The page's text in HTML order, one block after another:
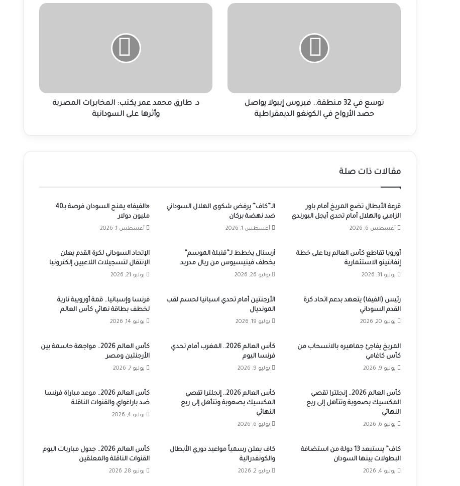
توسع
الأرواح
توسع في 32 منطقة.. فيروس إيبولا يواصل
حصد الأرواح في الكونغو الديمقراطية
د.
على
السودانيةد. طارق محمد عمر يكتب: المخابرات المصرية
وأثرها على السودانية
مقالات ذات صلة
قرعة الأبطال تضع المريخ أمام باور
الزامبي والهلال أمام تحدي أيجل البورندي
أغسطس 6, 2026
الـ”كاف” يرفض شكوى الهلال السوداني
ضد نهضة بركان
أغسطس 1, 2026
«الفيفا» يمنح السودان فرصة بـ40
مليون دولار
أغسطس 1, 2026
أوروبا تقاطع كأس العالم ردا على خطة
إنفانتينو الاستثمارية
يوليو 31, 2026
أرسنال يخطط لـ”قنبلة الموسم”
بخطف فينيسيوس من ريال مدريد
يوليو 26, 2026
الإتحاد السوداني لكرة القدم يعلن
الإنتقال لتسجيلات اللاعبين إلكترونيا
يوليو 21, 2026
رئيس (الفيفا) يتعهد بدعم اتحاد كرة
القدم السوداني
يوليو 20, 2026
الأرجنتين أمام تحدي اسبانيا لحسم لقب
المونديال
يوليو 19, 2026
فرنسا وإسبانيا.. قمة أوروبية نارية
لخطف بطاقة نهائي كأس العالم
يوليو 14, 2026
المريخ يفاجئ جماهيره بالانسحاب من
كأس كاغامي
يوليو 9, 2026
كأس العالم 2026.. المغرب أمام تحدي
فرنسا اليوم
يوليو 9, 2026
كأس العالم 2026.. مواجهة حاسمة بين
الأرجنتين ومصر
يوليو 7, 2026
كأس العالم 2026.. إنجلترا تقصي
المكسيك بصعوبة وتتأهل إلى ربع
النهائي
يوليو 6, 2026
كأس العالم 2026.. إنجلترا تقصي
المكسيك بصعوبة وتتأهل إلى ربع
النهائي
يوليو 6, 2026
كأس العالم 2026.. موعد مباراة فرنسا
ضد باراغواي والقنوات الناقلة
يوليو 4, 2026
كاف” يستبعد 13 دولة من استضافة
البطولات بينها السودان
يوليو 4, 2026
كاف يعلن رسمياً مواعيد دوري الأبطال
والكونفدرالية
يوليو 2, 2026
كأس العالم 2026.. جدول مباريات اليوم
القنوات الناقلة والمعلقين
يونيو 28, 2026